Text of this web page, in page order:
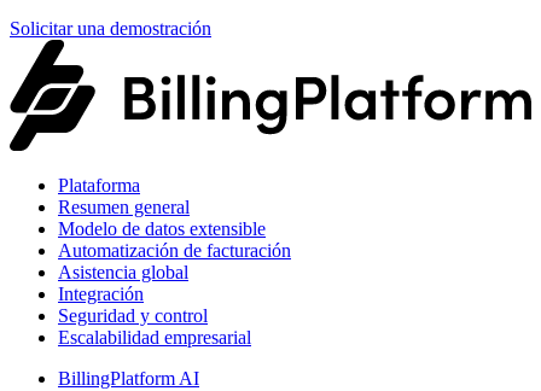
Solicitar una demostración
Plataforma
Resumen general
Modelo de datos extensible
Automatización de facturación
Asistencia global
Integración
Seguridad y control
Escalabilidad empresarial
BillingPlatform AI